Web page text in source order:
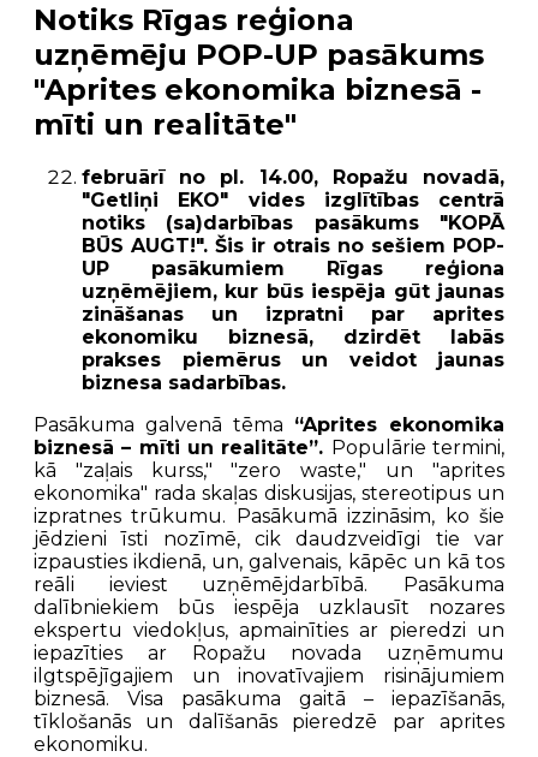
Notiks Rīgas reģiona
uzņēmēju POP-UP pasākums
"Aprites ekonomika biznesā -
mīti un realitāte"
februārī no pl. 14.00, Ropažu novadā,
"Getliņi EKO" vides izglītības centrā
notiks (sa)darbības pasākums "KOPĀ
BŪS AUGT!". Šis ir otrais no sešiem POP-
UP pasākumiem Rīgas reģiona
uzņēmējiem, kur būs iespēja gūt jaunas
zināšanas un izpratni par aprites
ekonomiku biznesā, dzirdēt labās
prakses piemērus un veidot jaunas
biznesa sadarbības.
Pasākuma galvenā tēma “Aprites ekonomika
biznesā – mīti un realitāte”. Populārie termini,
kā "zaļais kurss," "zero waste," un "aprites
ekonomika" rada skaļas diskusijas, stereotipus un
izpratnes trūkumu. Pasākumā izzināsim, ko šie
jēdzieni īsti nozīmē, cik daudzveidīgi tie var
izpausties ikdienā, un, galvenais, kāpēc un kā tos
reāli ieviest uzņēmējdarbībā.
Pasākuma
dalībniekiem būs
iespēja uzklausīt nozares
ekspertu viedokļus, apmainīties ar pieredzi un
iepazīties ar Ropažu novada uzņēmumu
ilgtspējīgajiem un inovatīvajiem risinājumiem
biznesā. Visa pasākuma gaitā – iepazīšanās,
tīklošanās un dalīšanās pieredzē par aprites
ekonomiku.